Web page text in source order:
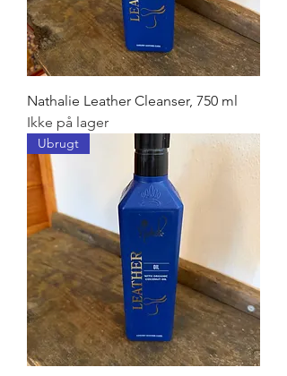
Nathalie Leather Cleanser, 750 ml
Ikke på lager
Ubrugt